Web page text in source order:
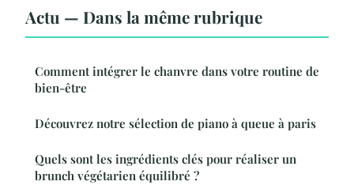
Actu — Dans la même rubrique
Comment intégrer le chanvre dans votre routine de
bien-être
Découvrez notre sélection de piano à queue à paris
Quels sont les ingrédients clés pour réaliser un
brunch végétarien équilibré ?